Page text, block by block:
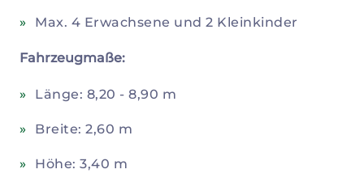
Max. 4 Erwachsene und 2 Kleinkinder
Fahrzeugmaße:
Länge: 8,20 - 8,90 m
Breite: 2,60 m
Höhe: 3,40 m